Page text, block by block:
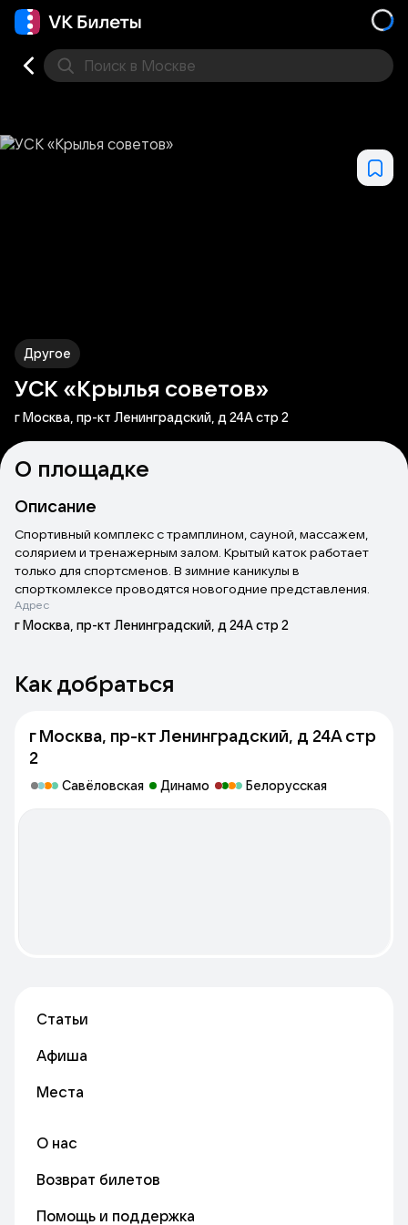
Поиск в Москве
Другое
УСК «Крылья советов»
г Москва, пр-кт Ленинградский, д 24А стр 2
О площадке
Описание
Спортивный комплекс с трамплином, сауной, массажем,
солярием и тренажерным залом. Крытый каток работает
только для спортсменов. В зимние каникулы в
спорткомлексе проводятся новогодние представления.
Адрес
г Москва, пр-кт Ленинградский, д 24А стр 2
Как добраться
г Москва, пр-кт Ленинградский, д 24А стр
2
Савёловская Динамо Белорусская
Статьи
Афиша
Места
О нас
Возврат билетов
Помощь и поддержка